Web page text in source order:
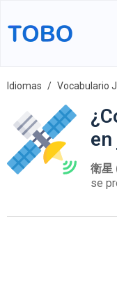
Idiomas Vocabulario
衛星
se